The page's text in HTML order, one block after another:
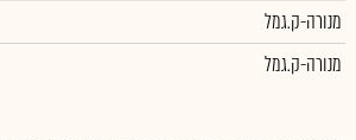
מנורה-ק.גמל
מנורה-ק.גמל